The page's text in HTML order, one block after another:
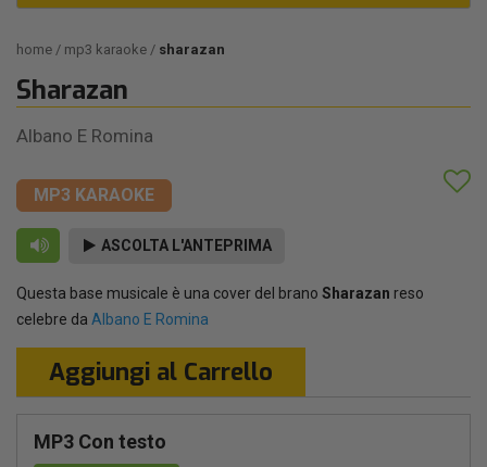
home mp3 karaoke sharazan
Sharazan
Albano E Romina
MP3 KARAOKE
ASCOLTA L'ANTEPRIMA
Questa base musicale è una cover del brano Sharazan reso
celebre da Albano E Romina
Aggiungi al Carrello
MP3 Con testo